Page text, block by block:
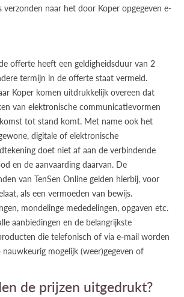
verzonden naar het door Koper opgegeven e-
offerte heeft een geldigheidsduur van 2
termijn in de offerte staat vermeld.
Koper komen uitdrukkelijk overeen dat
van elektronische communicatievormen
tot stand komt. Met name ook het
digitale of elektronische
doet niet af aan de verbindende
en de aanvaarding daarvan. De
van TenSen Online gelden hierbij, voor
als een vermoeden van bewijs.
mondelinge mededelingen, opgaven etc.
aanbiedingen en de belangrijkste
die telefonisch of via e-mail worden
mogelijk (weer)gegeven of
de prijzen uitgedrukt?